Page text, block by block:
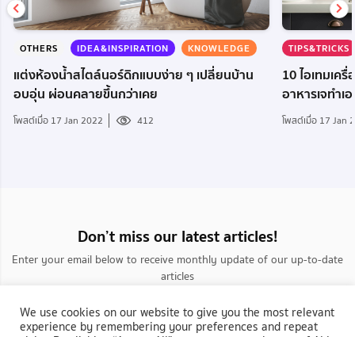
OTHERS IDEA&INSPIRATION KNOWLEDGE
แต่งห้องน้ำสไตล์นอร์ดิกแบบง่าย ๆ เปลี่ยนบ้าน
อบอุ่น ผ่อนคลายขึ้นกว่าเคย
โพสต์เมื่อ 17 Jan 2022 412
TIPS&TRICKS
10 ไอเทมเค
อาหารเจทำเ
โพสต์เมื่อ 17 Jan
Don’t miss our latest articles!
Enter your email below to receive monthly update of our up-to-date
articles
We use cookies on our website to give you the most relevant
experience by remembering your preferences and repeat